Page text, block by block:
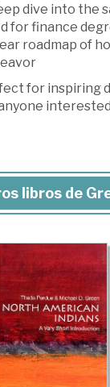
dive into the
for finance
roadmap of
for inspiring
libros de